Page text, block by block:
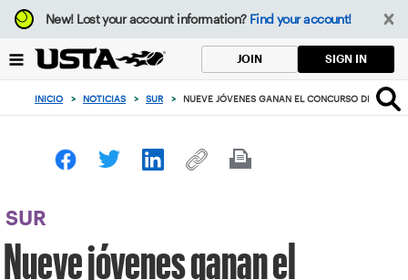
Enfoque
desde
botón
volver
principio
New!Lost your account information? Find your account!
JOIN SIGN IN
INICIO > NOTICIAS > SUR > NUEVE JÓVENES GANAN EL CONCURSO DE
SUR
Nueve jóvenes ganan el